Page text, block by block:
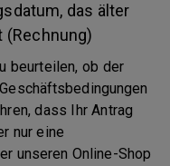
das älter
(Rechnung)
beurteilen, ob der
dass Ihr Antrag
nur eine
unseren Online-Shop